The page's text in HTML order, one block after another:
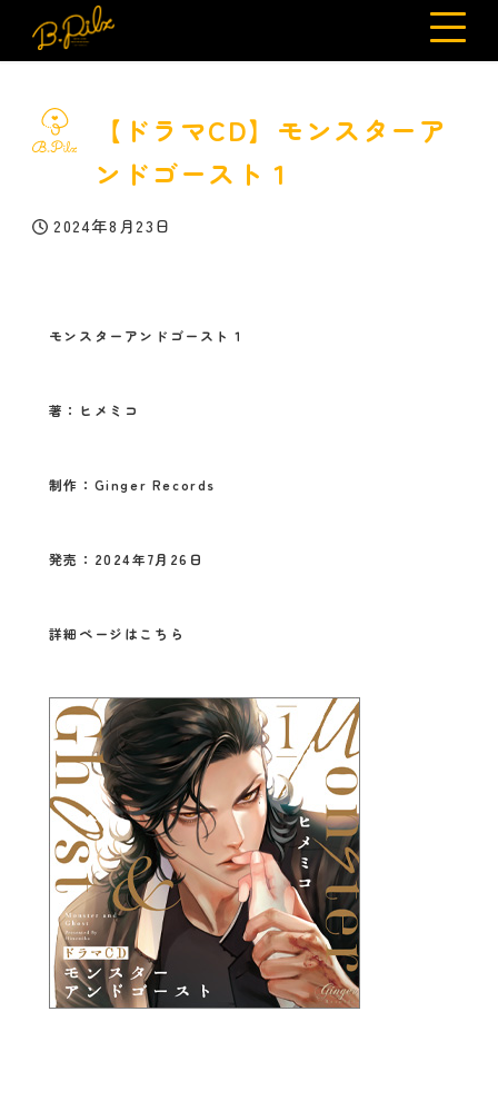
【ドラマCD】モンスターア
ンドゴースト１
投稿日
2024年8月23日
モンスターアンドゴースト１
著：ヒメミコ
制作：Ginger Records
発売：2024年7月26日
詳細ページはこちら